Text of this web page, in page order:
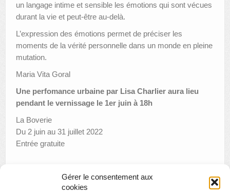
Gérer le consentement aux
cookies
un langage intime et sensible les émotions qui sont vécues
durant la vie et peut-être au-delà.
L’expression des émotions permet de préciser les
moments de la vérité personnelle dans un monde en pleine
mutation.
Maria Vita Goral
Une perfomance urbaine par Lisa Charlier aura lieu
pendant le vernissage le 1er juin à 18h
La Boverie
Du 2 juin au 31 juillet 2022
Entrée gratuite
Conférence : Des verres à boire, une histoire